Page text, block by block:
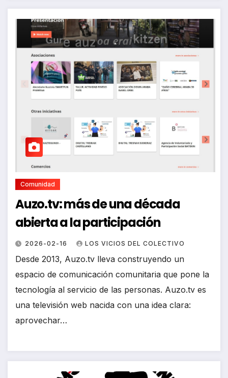
Comunidad
Auzo.tv: más de una década
abierta a la participación
2026-02-16 LOS VICIOS DEL COLECTIVO
Desde 2013, Auzo.tv lleva construyendo un
espacio de comunicación comunitaria que pone la
tecnología al servicio de las personas. Auzo.tv es
una televisión web nacida con una idea clara:
aprovechar…